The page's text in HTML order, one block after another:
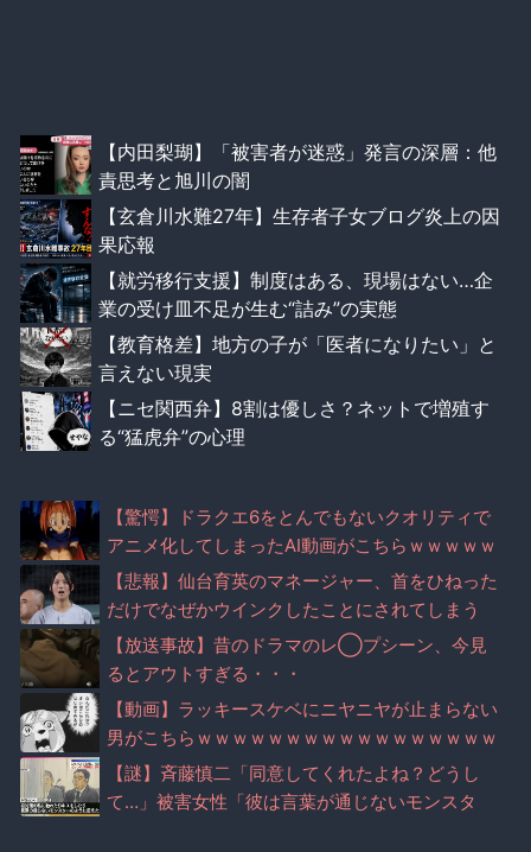
【内田梨瑚】「被害者が迷惑」発言の深層：他
責思考と旭川の闇
【玄倉川水難27年】生存者子女ブログ炎上の因
果応報
【就労移行支援】制度はある、現場はない…企
業の受け皿不足が生む“詰み”の実態
【教育格差】地方の子が「医者になりたい」と
言えない現実
【ニセ関西弁】8割は優しさ？ネットで増殖す
る“猛虎弁”の心理
【驚愕】ドラクエ6をとんでもないクオリティで
アニメ化してしまったAI動画がこちらｗｗｗｗｗ
【悲報】仙台育英のマネージャー、首をひねった
だけでなぜかウインクしたことにされてしまう
【放送事故】昔のドラマのレ◯プシーン、今見
るとアウトすぎる・・・
【動画】ラッキースケベにニヤニヤが止まらない
男がこちらｗｗｗｗｗｗｗｗｗｗｗｗｗｗｗｗｗ
ｗ【謎】斉藤慎二「同意してくれたよね？どうし
て…」被害女性「彼は言葉が通じないモンスタ